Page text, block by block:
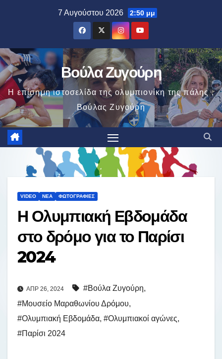
7 Αυγούστου 2026 2:50 μμ
Βούλα Ζυγούρη
Η επίσημη ιστοσελίδα της ολυμπιονίκη της πάλης ,
Βούλας Ζυγούρη
VIDEO ΝΈΑ ΦΩΤΟΓΡΑΦΊΕΣ
Η Ολυμπιακή Εβδομάδα
στο δρόμο για το Παρίσι
2024
ΑΠΡ 26, 2024 #Βούλα Ζυγούρη,
#Μουσείο Μαραθωνίου Δρόμου,
#Ολυμπιακή Εβδομάδα, #Ολυμπιακοί αγώνες,
#Παρίσι 2024